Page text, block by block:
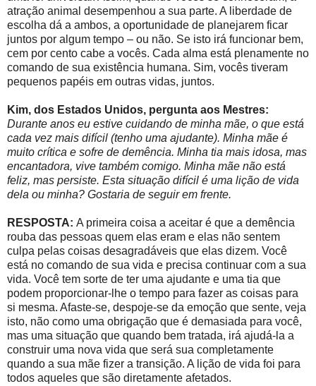
atração animal desempenhou a sua parte. A liberdade de
escolha dá a ambos, a oportunidade de planejarem ficar
juntos por algum tempo – ou não. Se isto irá funcionar bem,
cem por cento cabe a vocês. Cada alma está plenamente no
comando de sua existência humana. Sim, vocês tiveram
pequenos papéis em outras vidas, juntos.
Kim, dos Estados Unidos, pergunta aos Mestres:
Durante anos eu estive cuidando de minha mãe, o que está
cada vez mais difícil (tenho uma ajudante). Minha mãe é
muito crítica e sofre de demência. Minha tia mais idosa, mas
encantadora, vive também comigo. Minha mãe não está
feliz, mas persiste. Esta situação difícil é uma lição de vida
dela ou minha? Gostaria de seguir em frente.
RESPOSTA: A primeira coisa a aceitar é que a demência
rouba das pessoas quem elas eram e elas não sentem
culpa pelas coisas desagradáveis que elas dizem. Você
está no comando de sua vida e precisa continuar com a sua
vida. Você tem sorte de ter uma ajudante e uma tia que
podem proporcionar-lhe o tempo para fazer as coisas para
si mesma. Afaste-se, despoje-se da emoção que sente, veja
isto, não como uma obrigação que é demasiada para você,
mas uma situação que quando bem tratada, irá ajudá-la a
construir uma nova vida que será sua completamente
quando a sua mãe fizer a transição. A lição de vida foi para
todos aqueles que são diretamente afetados.